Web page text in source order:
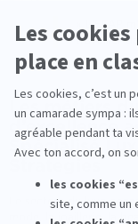
« L’EFAP
travailler
Les métiers
d’excellence
Spécialisé
Le secteur du luxe
mode, la joaillerie, la